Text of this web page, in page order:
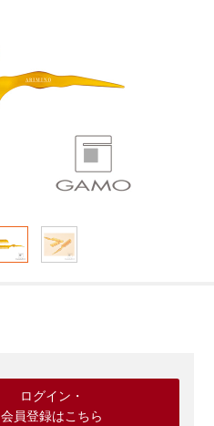
ログイン・
会員登録はこちら